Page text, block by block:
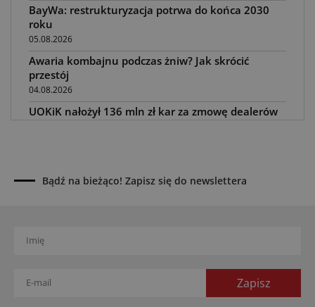
BayWa: restrukturyzacja potrwa do końca 2030
roku
05.08.2026
Awaria kombajnu podczas żniw? Jak skrócić
przestój
04.08.2026
UOKiK nałożył 136 mln zł kar za zmowę dealerów
Kverneland Tersus 4000: trzy nowe kosiarki
bijakowe
02.08.2026
01.08.2026
Elektryczne maszyny terenowe: 3 kluczowe trendy
Bądź na bieżąco! Zapisz się do newslettera